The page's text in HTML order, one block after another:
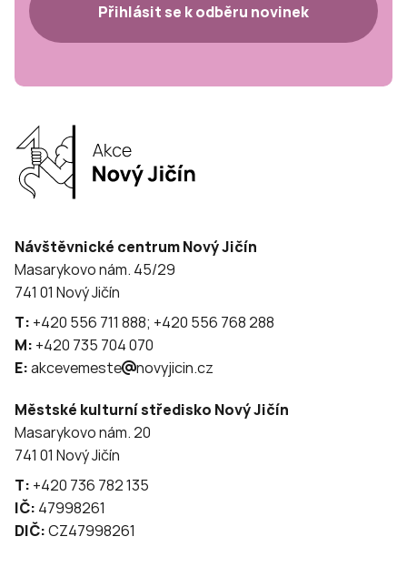
Přihlásit se k odběru novinek
Návštěvnické centrum Nový Jičín
Masarykovo nám. 45/29
741 01 Nový Jičín
T: +420 556 711 888; +420 556 768 288
M: +420 735 704 070
E:akcevemeste novyjicin.cz
Městské kulturní středisko Nový Jičín
Masarykovo nám. 20
741 01 Nový Jičín
T: +420 736 782 135
IČ: 47998261
DIČ:CZ47998261